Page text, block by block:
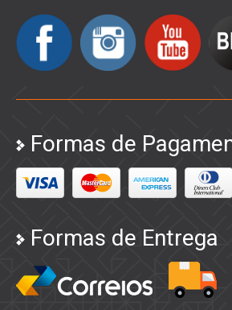
Formas de
Formas de Entrega